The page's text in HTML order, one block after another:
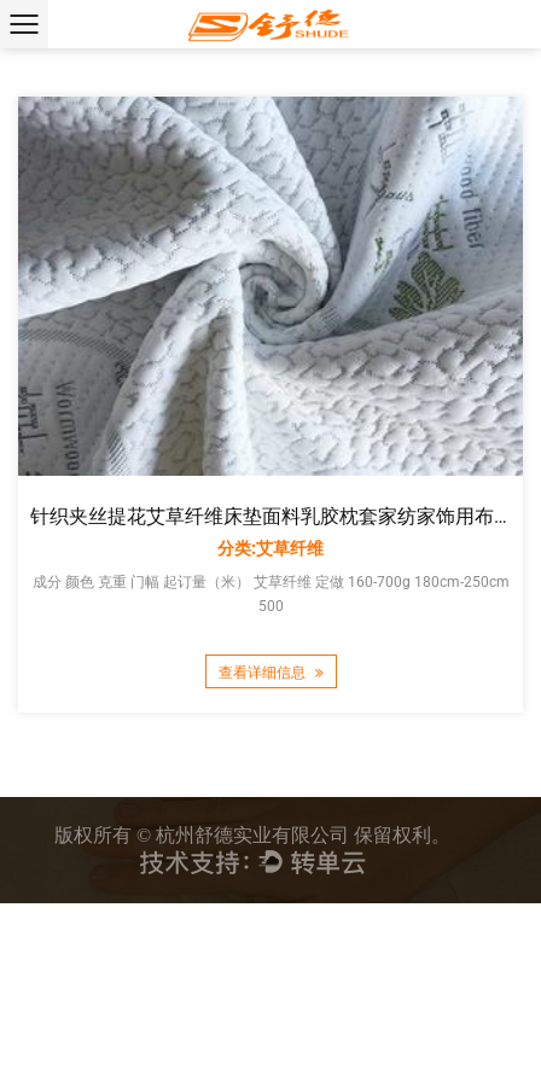
针织夹丝提花艾草纤维床垫面料乳胶枕套家纺家饰用布厂家直销
分类:艾草纤维
成分 颜色 克重 门幅 起订量（米） 艾草纤维 定做 160-700g 180cm-250cm
500
查看详细信息
版权所有 © 杭州舒德实业有限公司 保留权利。